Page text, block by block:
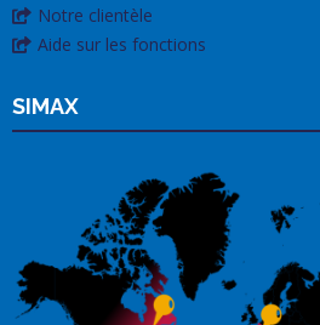
Notre clientèle
Aide sur les fonctions
SIMAX